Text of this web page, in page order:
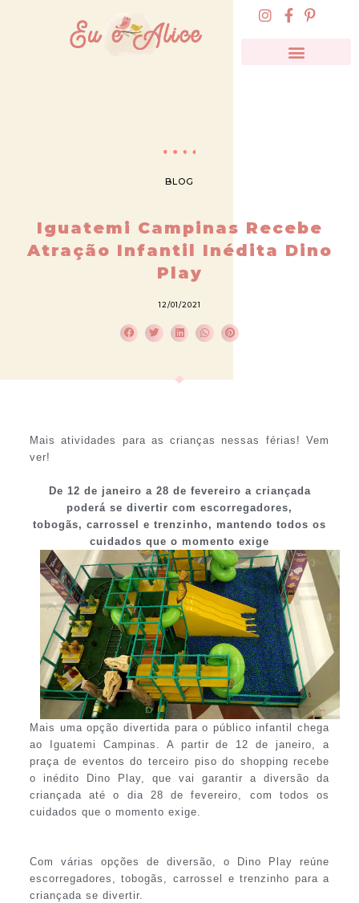
BLOG
Iguatemi Campinas Recebe
Atração Infantil Inédita Dino
Play
12/01/2021
Mais atividades para as crianças nessas férias! Vem
ver!
De 12 de janeiro a 28 de fevereiro a criançada
poderá se divertir com escorregadores,
tobogãs, carrossel e trenzinho, mantendo todos os
cuidados que o momento exige
Mais uma opção divertida para o público infantil chega
ao Iguatemi Campinas. A partir de 12 de janeiro, a
praça de eventos do terceiro piso do shopping recebe
o inédito Dino Play, que vai garantir a diversão da
criançada até o dia 28 de fevereiro, com todos os
cuidados que o momento exige.
Com várias opções de diversão, o Dino Play reúne
escorregadores, tobogãs, carrossel e trenzinho para a
criançada se divertir.